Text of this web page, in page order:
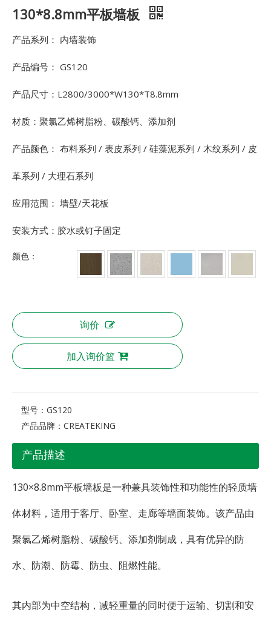
130*8.8mm平板墙板
产品系列： 内墙装饰
产品编号： GS120
产品尺寸：L2800/3000*W130*T8.8mm
材质：聚氯乙烯树脂粉、碳酸钙、添加剂
产品颜色： 布料系列 / 表皮系列 / 硅藻泥系列 / 木纹系列 / 皮
革系列 / 大理石系列
应用范围： 墙壁/天花板
安装方式：胶水或钉子固定
颜色：
询价
加入询价篮
型号： GS120
产品品牌： CREATEKING
产品描述
130×8.8mm平板墙板是一种兼具装饰性和功能性的轻质墙
体材料，适用于客厅、卧室、走廊等墙面装饰。该产品由
聚氯乙烯树脂粉、碳酸钙、添加剂制成，具有优异的防
水、防潮、防霉、防虫、阻燃性能。
其内部为中空结构，减轻重量的同时便于运输、切割和安